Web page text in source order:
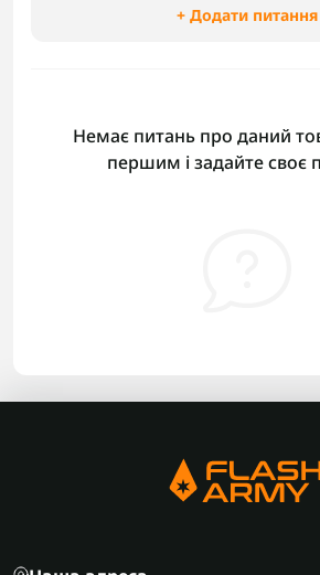
+ Додати питання
Немає питань про даний
першим і задайте своє